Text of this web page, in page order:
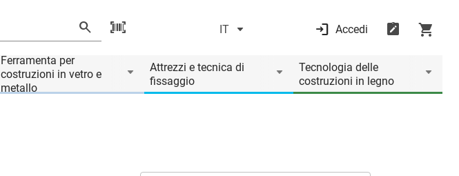
IT Accedi
Ferramenta per
costruzioni in vetro e
metallo
Attrezzi e tecnica di
fissaggio
Tecnologia delle
costruzioni in legno